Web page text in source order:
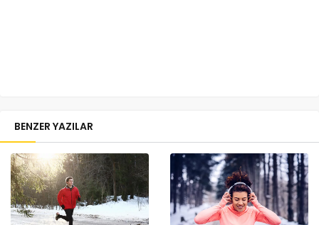
BENZER YAZILAR